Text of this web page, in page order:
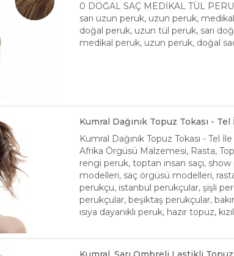
0 DOĞAL SAÇ MEDİKAL TÜL
sarı uzun peruk, uzun peruk,
doğal peruk, uzun tül peruk, sarı
medikal peruk, uzun peruk, doğal
Kumral Dağınık Topuz Tokası -
Kumral Dağınık Topuz Tokası - Tel
Afrika Örgüsü Malzemesi, Rasta,
rengi peruk, toptan insan saçı, show
modelleri, saç örgüsü modelleri,
perukçu, istanbul perukçular, şişli
perukçular, beşiktaş perukçular,
ısıya dayanıklı peruk, hazır topuz,